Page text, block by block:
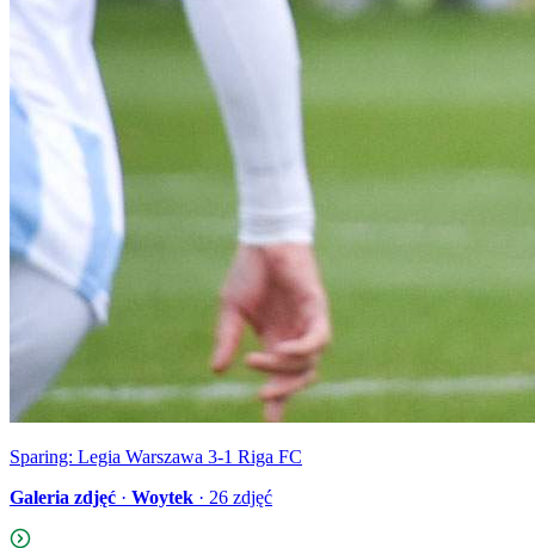
Sparing: Legia Warszawa 3-1 Riga FC
Galeria zdjęć · Woytek · 26 zdjęć